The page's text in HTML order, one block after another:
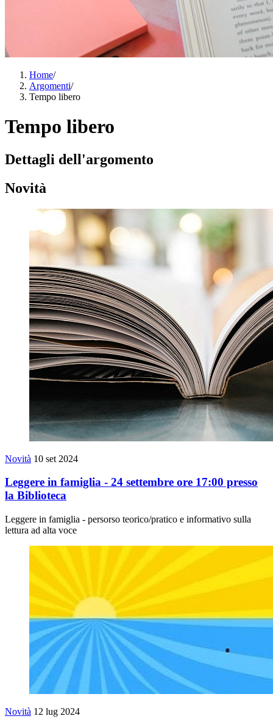
Home/
Argomenti/
Tempo libero
Tempo libero
Dettagli dell'argomento
Novità
Novità 10 set 2024
Leggere in famiglia - 24 settembre ore 17:00 presso
la Biblioteca
Leggere in famiglia - persorso teorico/pratico e informativo sulla
lettura ad alta voce
Novità 12 lug 2024